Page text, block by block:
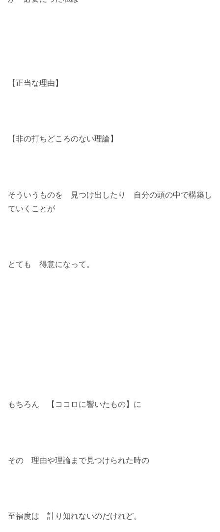
【正当な理由】
【非の打ちどころのない理論】
そういうものを 見つけ出したり 自分の頭の中で構築し
ていくことが
とても 得意になって。
もちろん 【ココロに響いたもの】に
その 理由や理論まで見つけられた時の
至福度は 計り知れないのだけれど。